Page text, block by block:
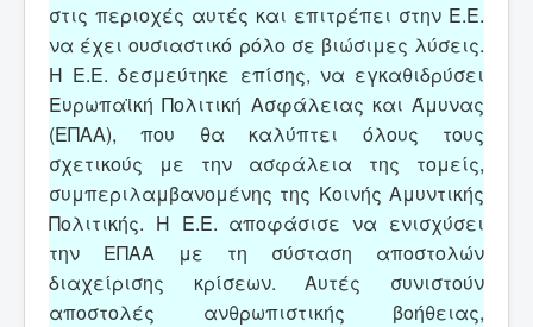
στις περιοχές αυτές και επιτρέπει στην Ε.Ε.
να έχει ουσιαστικό ρόλο σε βιώσιμες λύσεις.
Η Ε.Ε. δεσμεύτηκε επίσης, να εγκαθιδρύσει
Ευρωπαϊκή Πολιτική Ασφάλειας και Άμυνας
(ΕΠΑΑ), που θα καλύπτει όλους τους
σχετικούς με την ασφάλεια της τομείς,
συμπεριλαμβανομένης της Κοινής Αμυντικής
Πολιτικής. Η Ε.Ε. αποφάσισε να ενισχύσει
την ΕΠΑΑ με τη σύσταση αποστολών
διαχείρισης κρίσεων. Αυτές συνιστούν
αποστολές ανθρωπιστικής βοήθειας,